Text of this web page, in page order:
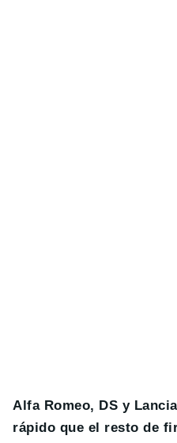
Alfa Romeo, DS y
rápido que el resto de